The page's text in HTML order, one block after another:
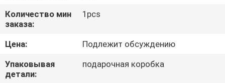
ПРОВЕРКА
КАЧЕСТВА
НОВОСТИ
Количество мин
заказа:
1pcs
Цена:
Подлежит обсуждению
Упаковывая
детали:
подарочная коробка